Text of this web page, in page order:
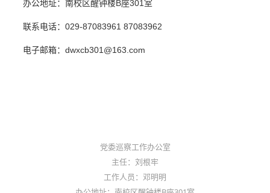
办公地址：南校区醒钟楼B座301室
联系电话：029-87083961 87083962
电子邮箱：dwxcb301@163.com
党委巡察工作办公室
主任：刘根牢
工作人员：邓明明